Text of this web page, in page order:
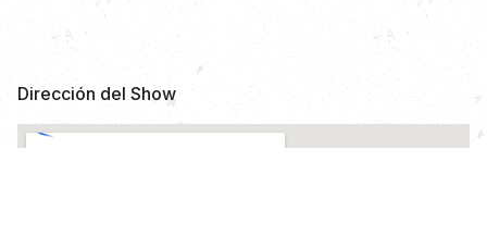
Dirección del Show